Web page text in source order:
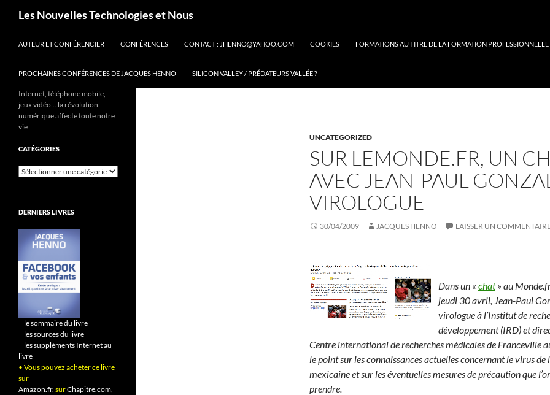
Les Nouvelles Technologies et Nous
AUTEUR ET CONFÉRENCIER CONFÉRENCES CONTACT : JHENNO@YAHOO.COM COOKIES FORMATIONS AU TITRE DE LA FORMATION PROFESSIONNELLE
PROCHAINES CONFÉRENCES DE JACQUES HENNO SILICON VALLEY / PRÉDATEURS VALLÉE ?
UNCATEGORIZED
SUR LEMONDE.FR, UN
AVEC JEAN-PAUL
VIROLOGUE
30/04/2009 JACQUES HENNO LAISSER UN
Dans un « chat» au
jeudi 30 avril, Jean-Paul
virologue à l’Institut de
développement (IRD) et
Centre international de recherches médicales de Franceville
le point sur les connaissances actuelles concernant le virus de
mexicaine et sur les éventuelles mesures de précaution que
prendre.
Internet, téléphone mobile,
jeux vidéo… la révolution
numérique affecte toute notre
vie
CATÉGORIES
Catégories
DERNIERS LIVRES
le sommaire du livre
les sources du livre
les suppléments Internet au
livre
• Vous pouvez acheter ce livre
sur
Amazon.fr, surChapitre.com,